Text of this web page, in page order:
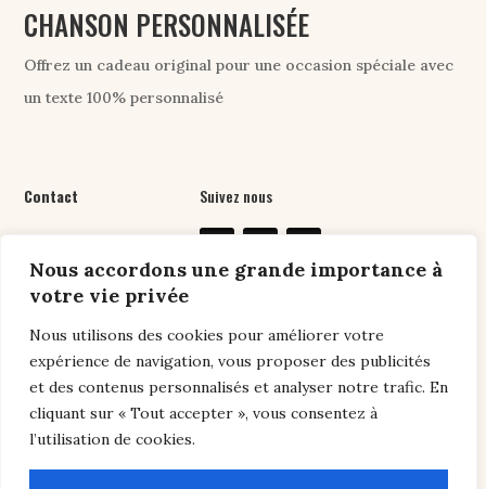
Nous accordons une grande importance à
votre vie privée
Nous utilisons des cookies pour améliorer votre
expérience de navigation, vous proposer des publicités
et des contenus personnalisés et analyser notre trafic. En
cliquant sur « Tout accepter », vous consentez à
l’utilisation de cookies.
CHANSON PERSONNALISÉE
Offrez un cadeau original pour une occasion spéciale avec
un texte 100% personnalisé
Contact
07 61 76 24 89
contact@chansonpers
Suivez nous
Liens utiles
Conditions générales de vente
confidentialité / Conseils/FAQ